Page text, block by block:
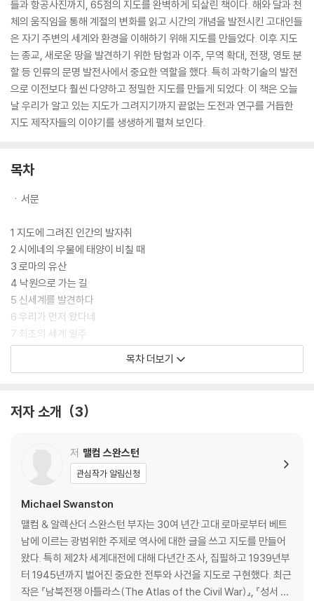
들과 항공사진까지, 65점의 지도를 완벽하게 되살린 책이다. 해와 달과 천
체의 움직임을 통해 계절의 변화를 읽고 시간의 개념을 발전시킨 고대인들
은 자기 주변의 세계와 환경을 이해하기 위해 지도를 만들었다. 이후 지도
는 종교, 새로운 땅을 발견하기 위한 탐험과 이주, 무역 확대, 전쟁, 영토 분
할 등 인류의 문명 발전사에서 중요한 역할을 했다. 특히 과학기술의 발전
으로 이전보다 훨씬 다양하고 정밀한 지도를 만들게 되었다. 이 책은 오늘
날 우리가 알고 있는 지도가 그려지기까지 끝없는 도전과 연구를 거듭한
지도 제작자들의 이야기를 생생하게 펼쳐 보인다.
목차
ㆍ서문
1 지도에 그려진 인간의 발자취
2 시에네의 우물에 태양이 비칠 때
3 로마의 유산
4 낙원으로 가는 길
5 신세계를 발견하다
6 우리가 먼저 왔다네
7 최초의 세계 일주
8 세상의 모든 곳을 탐사하라
12 과학적 측량
14 경도와 위도
16 세계대전
17 도시 지도의 서사
18 더 ‘높은 곳’으로
ㆍ감사의 말
ㆍ옮긴이의 말
목차 더보기
저자 소개 3
저 맬컴 스완스턴
관심작가 알림신청
Michael Swanston
맬컴 & 알렉산더 스완스턴 부자는 30여 년간 고대 로마로부터 베트
남에 이르는 광범위한 주제로 역사에 대한 글을 쓰고 지도를 만들어
왔다. 특히 제2차 세계대전에 대해 다년간 조사, 집필하고 1939년부
터 1945년까지 벌어진 중요한 전투와 사건을 지도로 구현했다. 최근
작은 『남북전쟁 아틀라스(The Atlas of the Civil War)』, 『성서 역